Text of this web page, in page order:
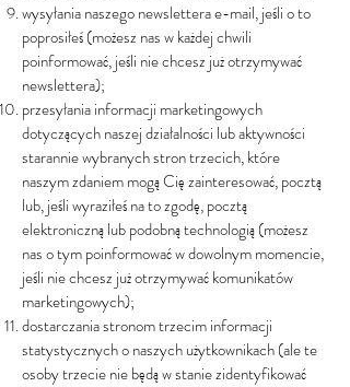
wysyłania naszego newslettera e-mail, jeśli o to
poprosiłeś (możesz nas w każdej chwili
poinformować, jeśli nie chcesz już otrzymywać
newslettera);
przesyłania informacji marketingowych
dotyczących naszej działalności lub aktywności
starannie wybranych stron trzecich, które
naszym zdaniem mogą Cię zainteresować, pocztą
lub, jeśli wyraziłeś na to zgodę, pocztą
elektroniczną lub podobną technologią (możesz
nas o tym poinformować w dowolnym momencie,
jeśli nie chcesz już otrzymywać komunikatów
marketingowych);
dostarczania stronom trzecim informacji
statystycznych o naszych użytkownikach (ale te
osoby trzecie nie będą w stanie zidentyfikować